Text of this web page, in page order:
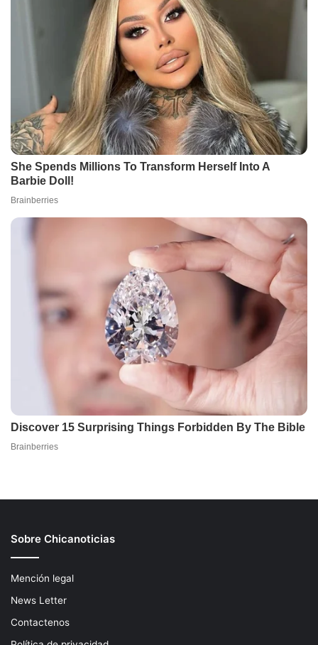
Sobre Chicanoticias
Mención legal
News Letter
Contactenos